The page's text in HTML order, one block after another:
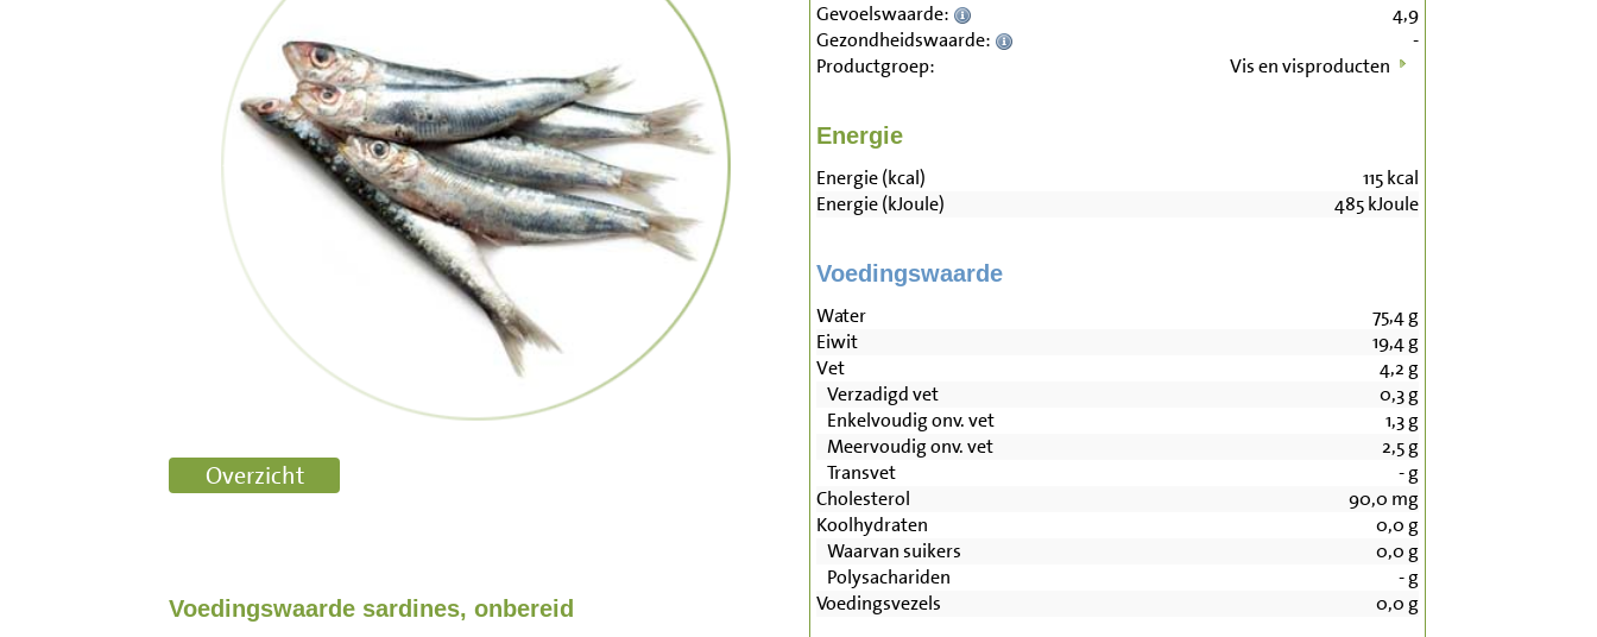
Voedingswaarde sardines, onbereid
Gevoelswaarde:
4,9
Gezondheidswaarde:
-
Productgroep:
Vis en visproducten
Energie
Energie (kcal) 115kcal
Energie (kJoule)
485kJoule
Voedingswaarde
Water 75,4g
Eiwit
19,4g
Vet
4,2 g
Verzadigd vet
0,3g
Enkelvoudig onv. vet
1,3g
Meervoudig onv. vet
2,5g
Transvet
-g
Cholesterol
90,0 mg
Koolhydraten
0,0 g
Waarvan suikers
0,0 g
Polysachariden
-g
Voedingsvezels
0,0 g